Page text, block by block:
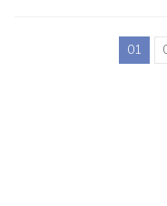
01